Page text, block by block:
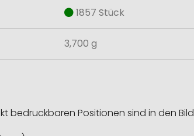
1857 Stück
3,700 g
bedruckbaren Positionen sind in den